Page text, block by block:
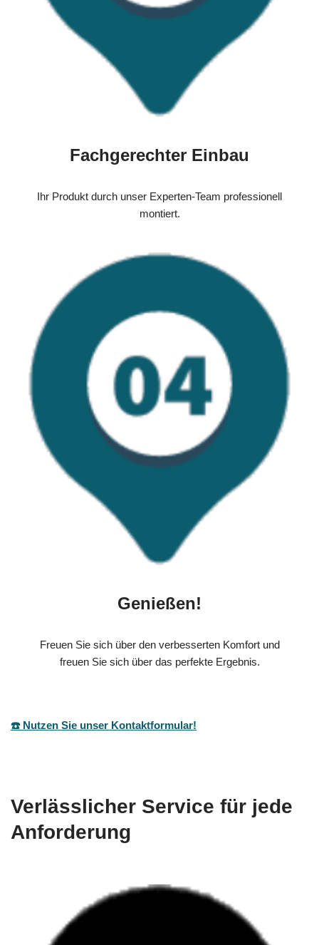
Fachgerechter Einbau
Ihr Produkt durch unser Experten-Team professionell
montiert.
Genießen!
Freuen Sie sich über den verbesserten Komfort und
freuen Sie sich über das perfekte Ergebnis.
☎️ Nutzen Sie unser Kontaktformular!
Verlässlicher Service für jede
Anforderung